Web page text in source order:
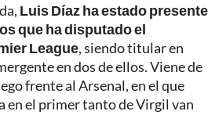
Luis Díaz ha estado presente
que ha disputado el
League, siendo titular en
en dos de ellos. Viene de
frente al Arsenal, en el que
en el primer tanto de Virgil van